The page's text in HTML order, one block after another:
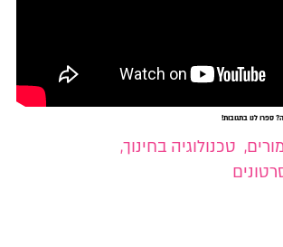
ספרו לנו בתגובות!
, טכנולוגיה בחינוך,